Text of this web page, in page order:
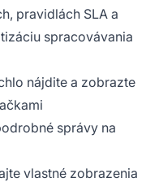
pravidlách SLA a
spracovávania
nájdite a zobrazte
správy na
vlastné zobrazenia